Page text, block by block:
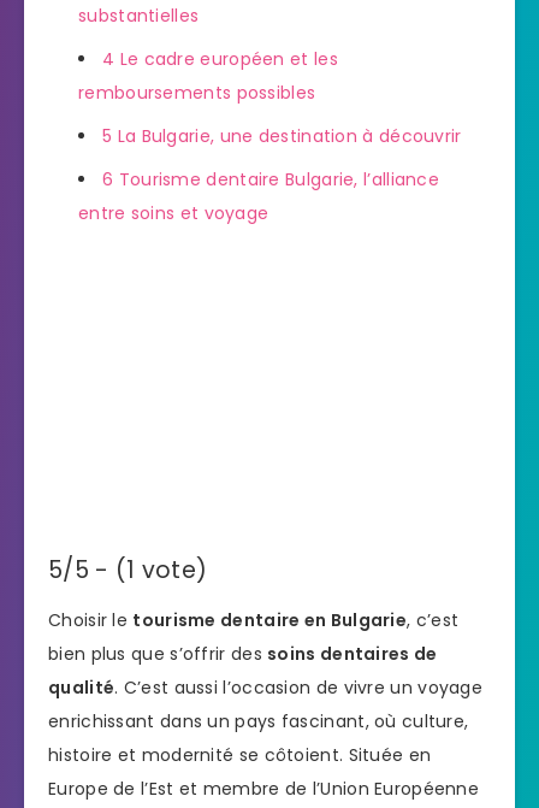
substantielles
4 Le cadre européen et les
remboursements possibles
5 La Bulgarie, une destination à découvrir
6 Tourisme dentaire Bulgarie, l’alliance
entre soins et voyage
5/5 - (1 vote)
Choisir le tourisme dentaire en Bulgarie, c’est
bien plus que s’offrir des soins dentaires de
qualité. C’est aussi l’occasion de vivre un voyage
enrichissant dans un pays fascinant, où culture,
histoire et modernité se côtoient. Située en
Europe de l’Est et membre de l’Union Européenne